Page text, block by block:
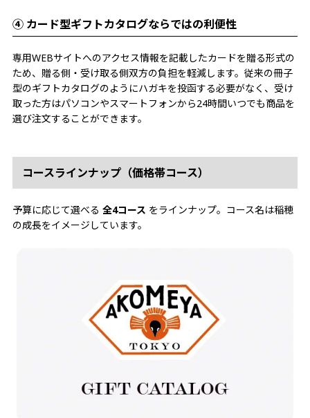
④ カード型ギフトカタログならではの利便性
専用WEBサイトへのアクセス情報を記載したカードを贈る形式の
ため、贈る側・受け取る側双方の負担を軽減します。従来の冊子
型のギフトカタログのようにハガキを投函する必要がなく、受け
取った方はパソコンやスマートフォンから24時間いつでも商品を
選び注文することができます。
コースラインナップ（価格帯コース）
予算に応じて選べる 全4コース をラインナップ。コース名は稲穂
の成長をイメージしています。